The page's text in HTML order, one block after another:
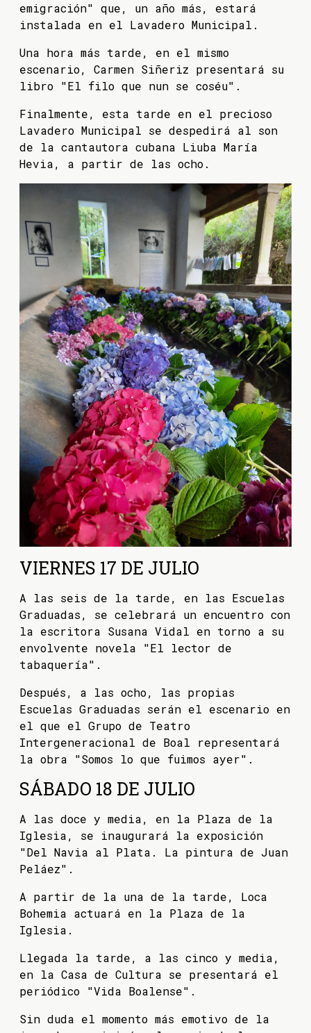
emigración" que, un año más, estará
instalada en el Lavadero Municipal.
Una hora más tarde, en el mismo
escenario, Carmen Siñeriz presentará su
libro "El filo que nun se coséu".
Finalmente, esta tarde en el precioso
Lavadero Municipal se despedirá al son
de la cantautora cubana Liuba María
Hevia, a partir de las ocho.
VIERNES 17 DE JULIO
A las seis de la tarde, en las Escuelas
Graduadas, se celebrará un encuentro con
la escritora Susana Vidal en torno a su
envolvente novela "El lector de
tabaquería".
Después, a las ocho, las propias
Escuelas Graduadas serán el escenario en
el que el Grupo de Teatro
Intergeneracional de Boal representará
la obra "Somos lo que fuimos ayer".
SÁBADO 18 DE JULIO
A las doce y media, en la Plaza de la
Iglesia, se inaugurará la exposición
"Del Navia al Plata. La pintura de Juan
Peláez".
A partir de la una de la tarde, Loca
Bohemia actuará en la Plaza de la
Iglesia.
Llegada la tarde, a las cinco y media,
en la Casa de Cultura se presentará el
periódico "Vida Boalense".
Sin duda el momento más emotivo de la